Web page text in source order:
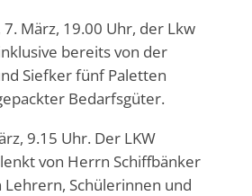
März, 19.00 Uhr, der Lkw
bereits von der
Siefker fünf Paletten
Bedarfsgüter.
9.15 Uhr. Der LKW
von Herrn Schiffbänker
Lehrern, Schülerinnen und